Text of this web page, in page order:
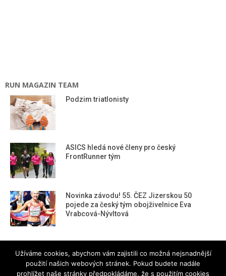
RUN MAGAZIN TEAM
Podzim triatlonisty
ASICS hledá nové členy pro český
FrontRunner tým
Novinka závodu! 55. ČEZ Jizerskou 50
pojede za český tým obojživelnice Eva
Vrabcová-Nývltová
Užíváme cookies, abychom vám zajistili co možná nejsnadnější
použití našich webových stránek. Pokud budete nadále
prohlížet naše stránky předpokládáme, že s použitím cookies